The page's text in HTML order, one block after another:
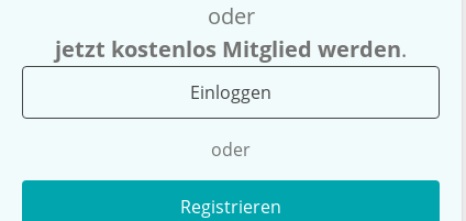
oder
jetzt kostenlos Mitglied werden.
Einloggen
oder
Registrieren